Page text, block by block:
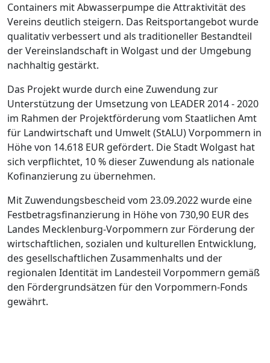
Containers mit Abwasserpumpe die Attraktivität des
Vereins deutlich steigern. Das Reitsportangebot wurde
qualitativ verbessert und als traditioneller Bestandteil
der Vereinslandschaft in Wolgast und der Umgebung
nachhaltig gestärkt.
Das Projekt wurde durch eine Zuwendung zur
Unterstützung der Umsetzung von LEADER 2014 - 2020
im Rahmen der Projektförderung vom Staatlichen Amt
für Landwirtschaft und Umwelt (StALU) Vorpommern in
Höhe von 14.618 EUR gefördert. Die Stadt Wolgast hat
sich verpflichtet, 10 % dieser Zuwendung als nationale
Kofinanzierung zu übernehmen.
Mit Zuwendungsbescheid vom 23.09.2022 wurde eine
Festbetragsfinanzierung in Höhe von 730,90 EUR des
Landes Mecklenburg-Vorpommern zur Förderung der
wirtschaftlichen, sozialen und kulturellen Entwicklung,
des gesellschaftlichen Zusammenhalts und der
regionalen Identität im Landesteil Vorpommern gemäß
den Fördergrundsätzen für den Vorpommern-Fonds
gewährt.